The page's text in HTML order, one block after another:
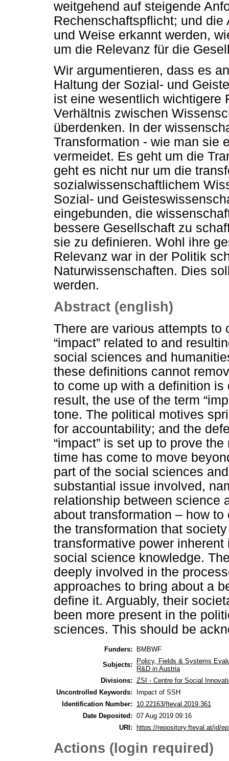
weitgehend auf steigende
Rechenschaftspflicht; und
und Weise erkannt werden,
um die Relevanz für die
Wir argumentieren, dass es
Haltung der Sozial- und
ist eine wesentlich wichtigere
Verhältnis zwischen
überdenken. In der
Transformation - wie man sie
vermeidet. Es geht um die
geht es nicht nur um die
sozialwissenschaftlichem
Sozial- und
eingebunden, die
bessere Gesellschaft zu
sie zu definieren. Wohl ihre
Relevanz war in der Politik
Naturwissenschaften. Dies
werden.
Abstract (english)
There are various attempts to
“impact” related to and
social sciences and
these definitions cannot
to come up with a definition
result, the use of the term
tone. The political motives
for accountability; and the
“impact” is set up to prove
time has come to move
part of the social sciences
substantial issue involved,
relationship between science
about transformation – how
the transformation that
transformative power
social science knowledge.
deeply involved in the
approaches to bring about a
define it. Arguably, their
been more present in the
sciences. This should be
Funders:
BMBWF
Subjects:
Policy, Fields & Systems
R&D in Austria
Divisions: ZSI - Centre for Social
Uncontrolled Keywords:
Impact of SSH
Identification Number:
10.22163/fteval.2019.361
Date Deposited: 07 Aug 2019 09:16
URI:
https://repository.fteval.at/id/
Actions (login required)